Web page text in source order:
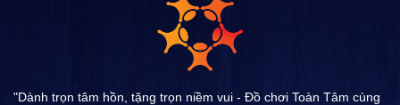
"Dành trọn tâm hồn, tặng trọn niềm vui - Đồ chơi Toàn Tâm cùng